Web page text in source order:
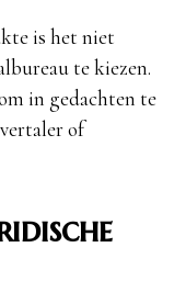
is het niet
te kiezen.
in gedachten te
of